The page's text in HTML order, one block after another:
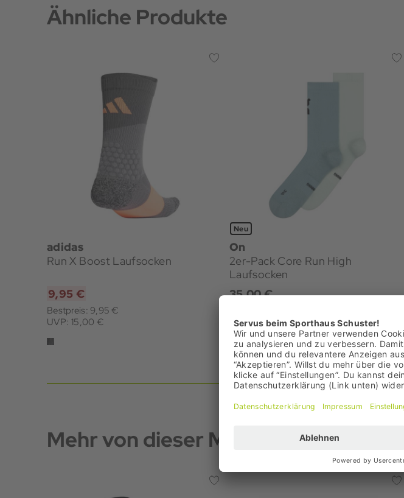
Ähnliche Produkte
adidas
Run X Boost Laufsocken
9,95 €
Bestpreis: 9,95 €
UVP: 15,00 €
Neu
On
2er-Pack Core Run High
Laufsocken
35,00 €
Mehr von dieser Marke